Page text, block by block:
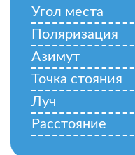
Угол места
Поляризация
Азимут
Точка стояния
Луч
Расстояние